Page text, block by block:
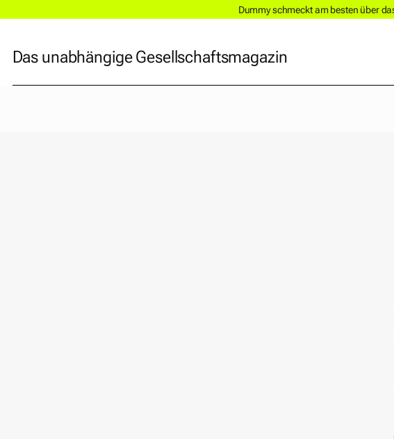
Dummy schmeckt am besten über
Das unabhängige Gesellschaftsmagazin